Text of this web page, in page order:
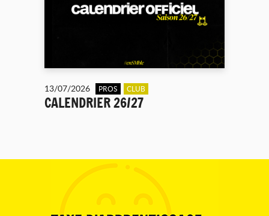
13/07/2026 PROS CLUB
CALENDRIER 26/27